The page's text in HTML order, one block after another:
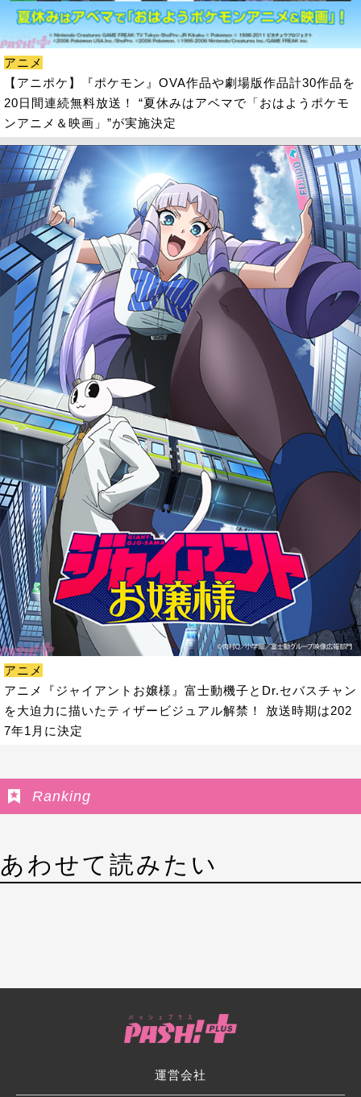
アニメ
【アニポケ】『ポケモン』OVA作品や劇場版作品計30作品を
20日間連続無料放送！ “夏休みはアベマで「おはようポケモ
ンアニメ＆映画」”が実施決定
アニメ
アニメ『ジャイアントお嬢様』富士動機子とDr.セバスチャン
を大迫力に描いたティザービジュアル解禁！ 放送時期は202
7年1月に決定
Ranking
あわせて読みたい
運営会社